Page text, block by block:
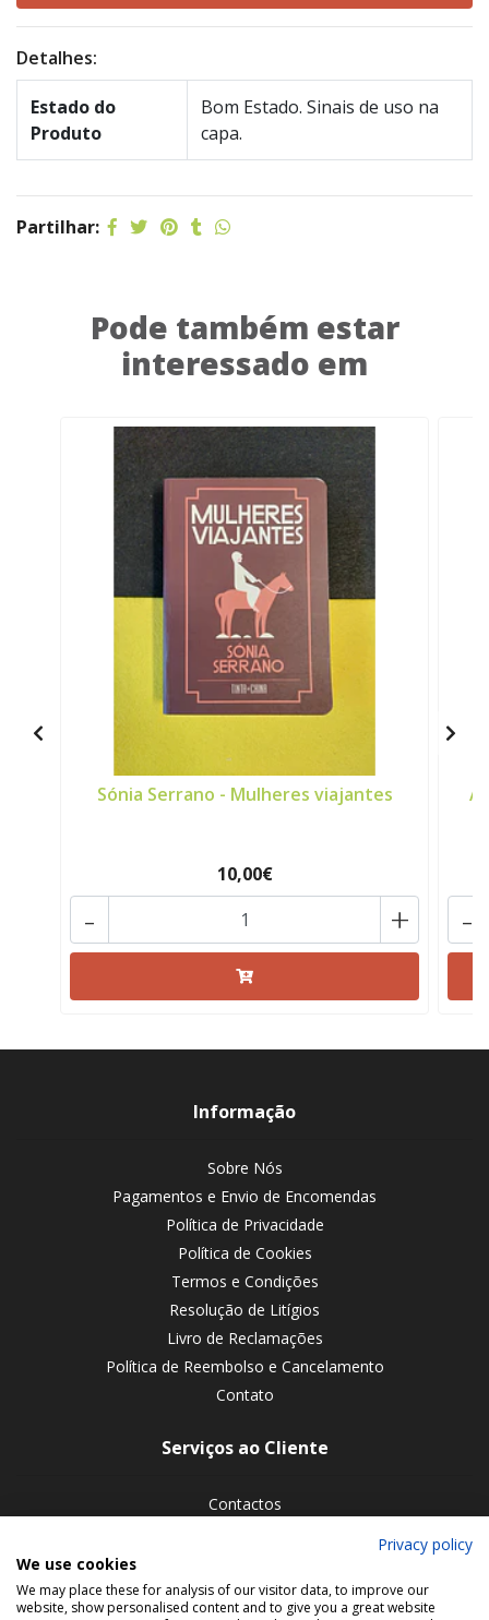
Detalhes:
Estado do
Produto
Bom Estado. Sinais de uso na
capa.
Partilhar:
Pode também estar
interessado em
Sónia Serrano - Mulheres viajantes
10,00€
+
- -
Informação
Sobre Nós
Pagamentos e Envio de Encomendas
Política de Privacidade
Política de Cookies
Termos e Condições
Resolução de Litígios
Livro de Reclamações
Política de Reembolso e Cancelamento
Contato
Serviços ao Cliente
Contactos
Siga-nos nas redes sociais
Privacy policy
We use cookies
We may place these for analysis of our visitor data, to improve our
website, show personalised content and to give you a great website